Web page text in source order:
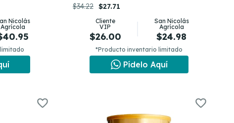
Nicolás
Agrícola
$34.22 $27.71
Cliente
VIP
$26.00
San Nicolás
Agrícola
$24.98
*Producto inventario limitado
Pídelo Aquí